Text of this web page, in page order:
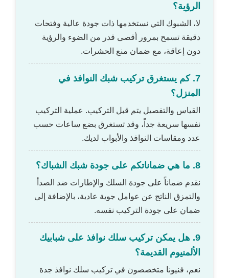
الرؤية؟
لا، الشبوك التي نستخدمها ذات جودة عالية وفتحات
دقيقة تسمح بمرور أقصى قدر من الضوء والرؤية
دون إعاقة، مع ضمان منع الحشرات.
7. كم يستغرق تركيب شبك النوافذ في
المنزل؟
القياس والتفصيل يتم قبل التركيب. عملية التركيب
نفسها سريعة جداً، وقد تستغرق بضع ساعات حسب
عدد ومقاسات النوافذ والأبواب لديك.
8. ما هي ضماناتكم على جودة شبك الشباك؟
نقدم ضماناً على جودة السلك والإطارات ضد الصدأ
والتمزق الناتج عن عوامل جوية عادية، بالإضافة إلى
ضمان على جودة التركيب نفسه.
9. هل يمكن تركيب سلك نوافذ على شبابيك
الألمنيوم القديمة؟
نعم، فنيونا متخصصون في تركيب سلك نوافذ جدة